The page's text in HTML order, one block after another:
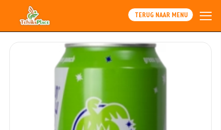
TERUG NAAR MENU